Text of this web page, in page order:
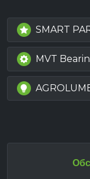
SMART
MVT